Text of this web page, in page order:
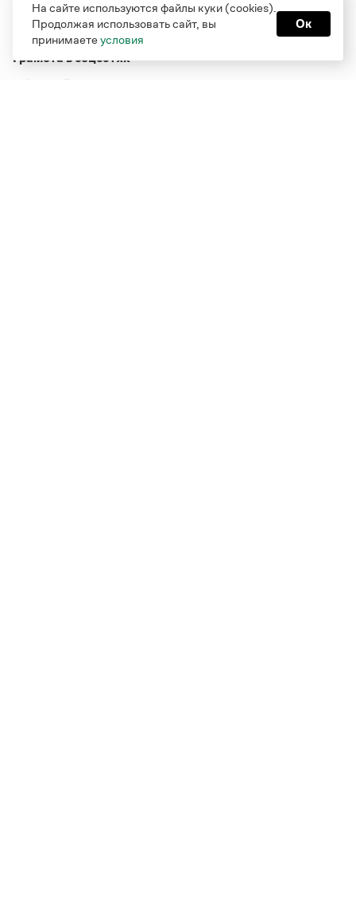
Грамота в соцсетях
На сайте используются файлы куки (cookies).
Продолжая использовать сайт, вы
принимаетеусловия
Ок